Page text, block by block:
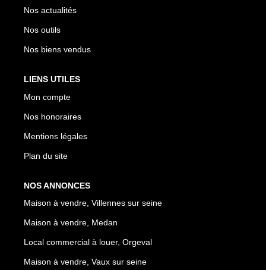
Nos actualités
Nos outils
Nos biens vendus
LIENS UTILES
Mon compte
Nos honoraires
Mentions légales
Plan du site
NOS ANNONCES
Maison à vendre, Villennes sur seine
Maison à vendre, Medan
Local commercial à louer, Orgeval
Maison à vendre, Vaux sur seine